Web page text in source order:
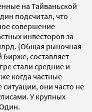
на Тайваньской
подсчитал, что
совершение
инвесторов за
(Общая рыночная
бирже, составляет
стали средние и
когда частные
они часто не
У крупных